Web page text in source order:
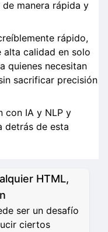
manera rápida y
rápido,
calidad en solo
quienes necesitan
sacrificar precisión
con IA y NLP y
detrás de esta
HTML,
ser un desafío
ciertos